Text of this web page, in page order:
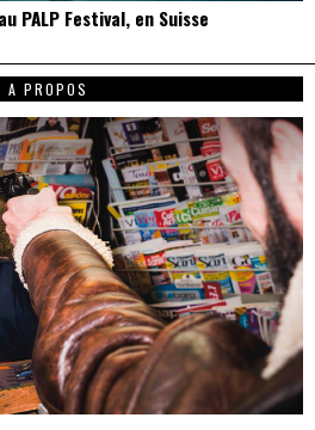
PALP Festival, en Suisse
A PROPOS